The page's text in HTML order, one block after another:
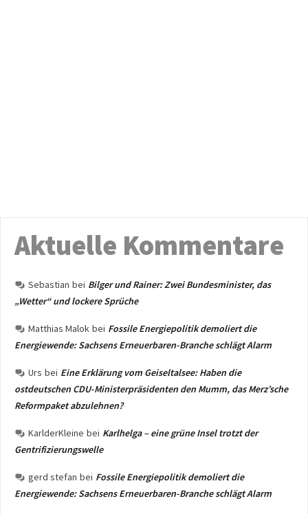
Aktuelle Kommentare
Sebastian bei Bilger und Rainer: Zwei Bundesminister, das
„Wetter“ und lockere Sprüche
Matthias Malok bei Fossile Energiepolitik demoliert die
Energiewende: Sachsens Erneuerbaren-Branche schlägt Alarm
Urs bei Eine Erklärung vom Geiseltalsee: Haben die
ostdeutschen CDU-Ministerpräsidenten den Mumm, das Merz’sche
Reformpaket abzulehnen?
KarlderKleine bei Karlhelga – eine grüne Insel trotzt der
Gentrifizierungswelle
gerd stefan bei Fossile Energiepolitik demoliert die
Energiewende: Sachsens Erneuerbaren-Branche schlägt Alarm